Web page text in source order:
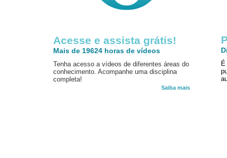
Acesse e assista grátis!
Mais de 19624 horas de vídeos
Tenha acesso a vídeos de diferentes áreas do
conhecimento. Acompanhe uma disciplina
completa!
Saiba mais